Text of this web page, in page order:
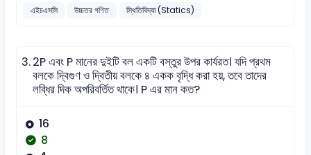
এইচএসসি উচ্চতর গণিত স্থিতিবিদ্যা (Statics)
3.2P এবং P মানের দুইটি বল একটি বস্তুর উপর কার্যরত। যদি প্রথম
বলকে দ্বিগুণ ও দ্বিতীয় বলকে ৪ একক বৃদ্ধি করা হয়, তবে তাদের
লব্ধির দিক অপরিবর্তিত থাকে। P এর মান কত?
16
8